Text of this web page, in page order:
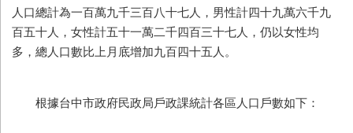
人口總計為一百萬九千三百八十七人，男性計四十九萬六千九
百五十人，女性計五十一萬二千四百三十七人，仍以女性均
多，總人口數比上月底增加九百四十五人。
根據台中市政府民政局戶政課統計各區人口戶數如下：